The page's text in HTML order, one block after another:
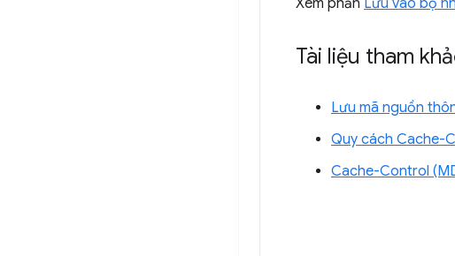
Xem phần Lưu vào bộ
Tài liệu tham
Lưu mã nguồn
Quy cách Cache-
Cache-Control